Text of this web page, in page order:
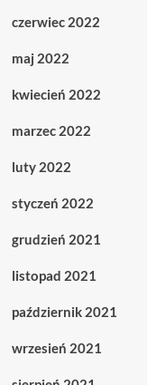
czerwiec 2022
maj 2022
kwiecień 2022
marzec 2022
luty 2022
styczeń 2022
grudzień 2021
listopad 2021
październik 2021
wrzesień 2021